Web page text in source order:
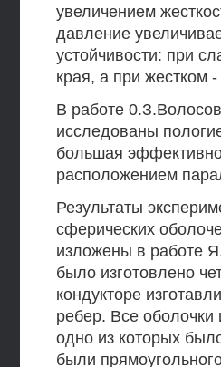
увеличением
давление
устойчивости: при
края, а при жестком
В работе
исследованы
большая
расположением
Результаты
сферических
изложены в работе
было изготовлено
кондукторе
ребер. Все
одно из которых
были